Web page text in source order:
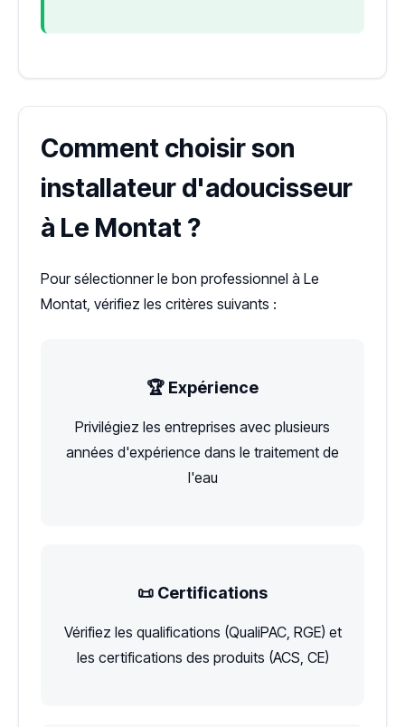
Comment choisir son
installateur d'adoucisseur
à Le Montat ?
Pour sélectionner le bon professionnel à Le
Montat, vérifiez les critères suivants :
🏆 Expérience
Privilégiez les entreprises avec plusieurs
années d'expérience dans le traitement de
l'eau
📜 Certifications
Vérifiez les qualifications (QualiPAC, RGE) et
les certifications des produits (ACS, CE)